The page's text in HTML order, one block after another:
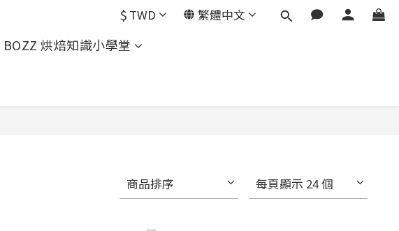
$ TWD 繁體中文
BOZZ 烘焙知識小學堂
商品排序 每頁顯示 24 個